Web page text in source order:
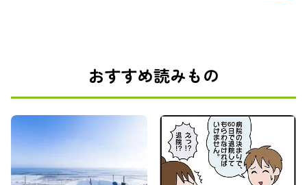
おすすめ読みもの